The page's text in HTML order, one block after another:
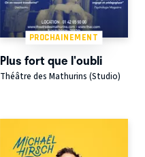
PROCHAINEMENT
Plus fort que l'oubli
Théâtre des Mathurins (Studio)